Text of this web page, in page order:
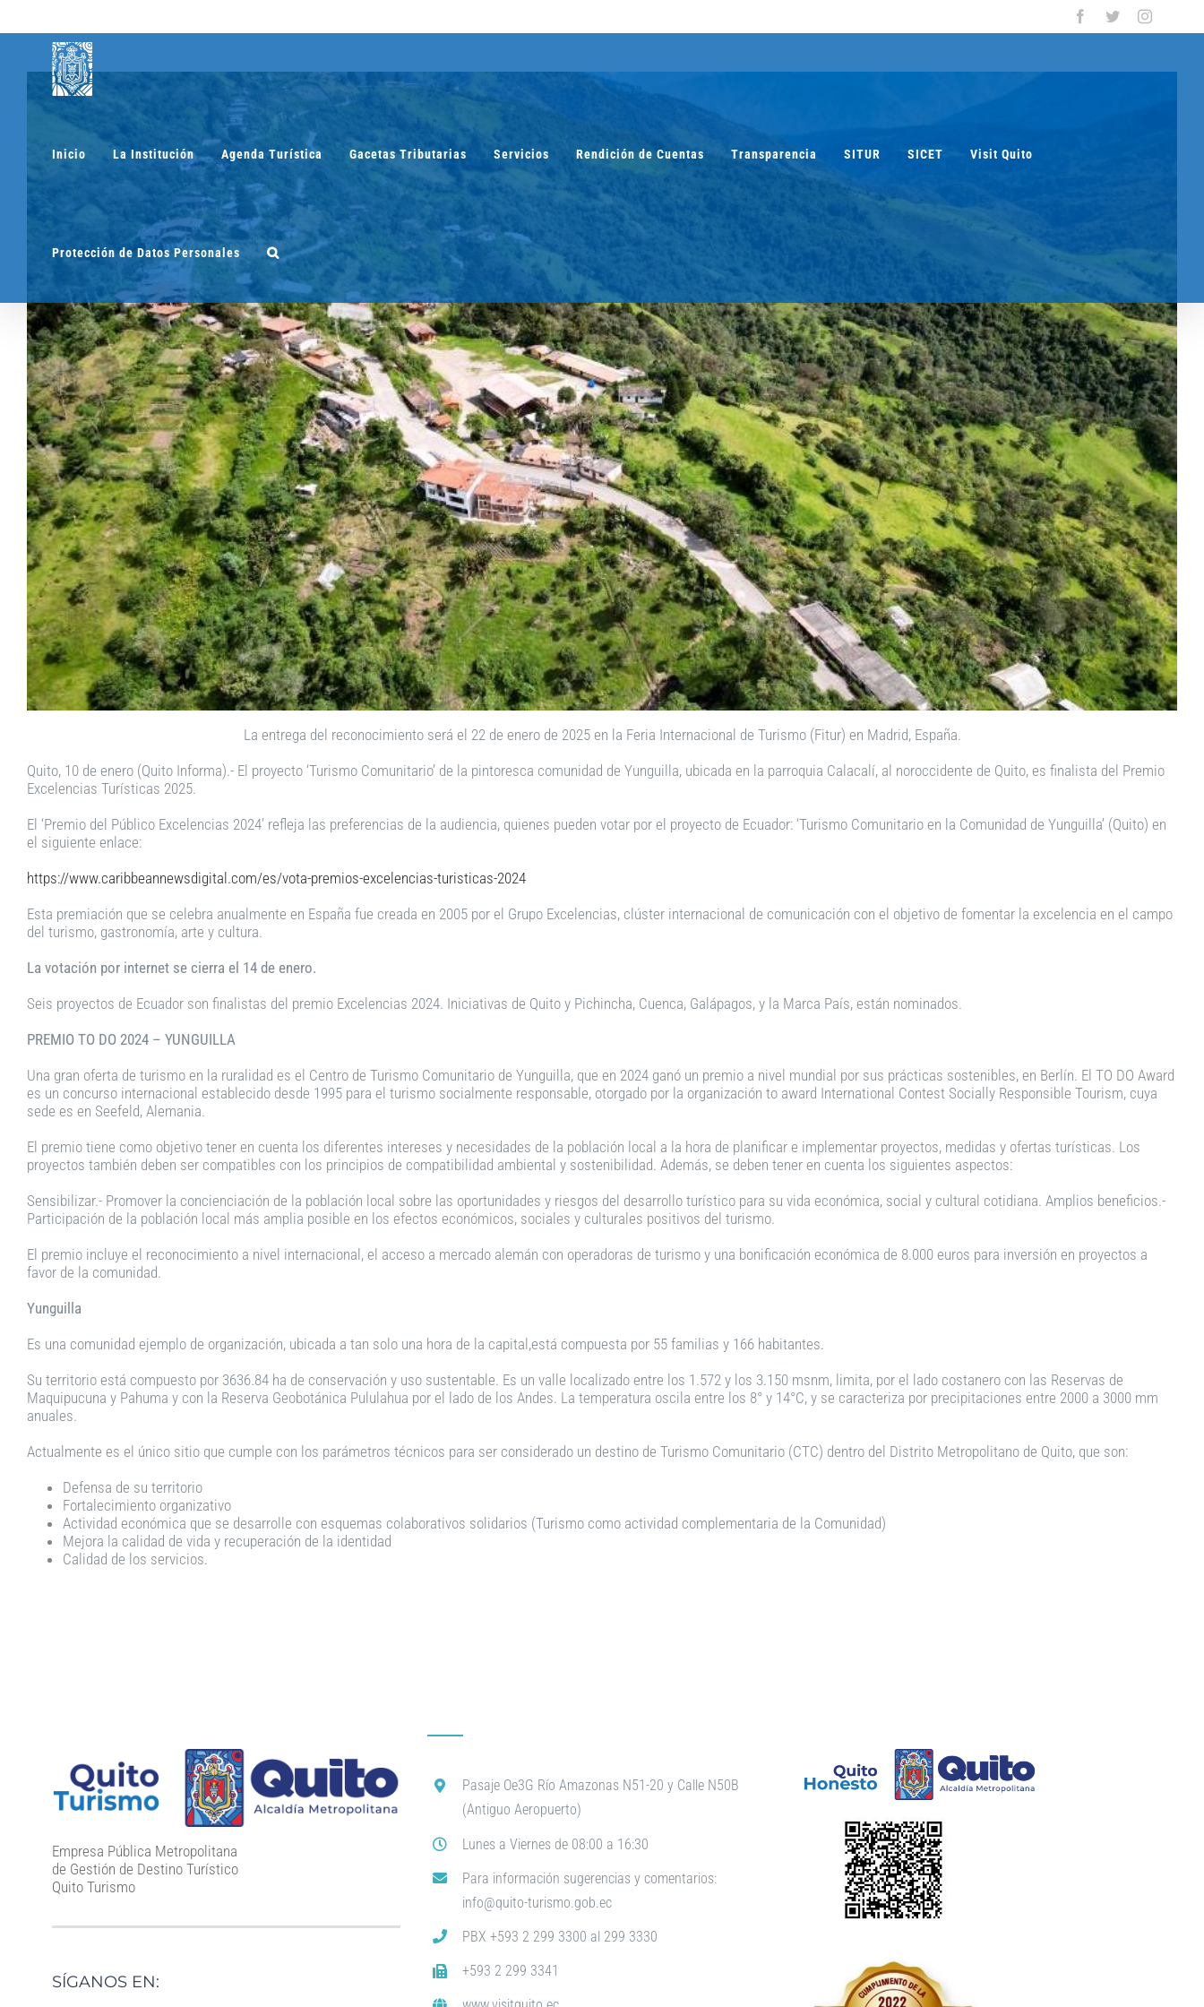
contenido
Facebook
Twitter
Inicio La Institución Agenda Turística Gacetas Tributarias Servicios Rendición de Cuentas Transparencia SITUR SICET Visit Quito
Protección de Datos Personales
La entrega del reconocimiento será el 22 de enero de 2025 en la Feria Internacional de Turismo (Fitur) en Madrid, España.
Quito, 10 de enero (Quito Informa).- El proyecto ‘Turismo Comunitario’ de la pintoresca comunidad de Yunguilla, ubicada en la parroquia Calacalí, al noroccidente de Quito, es finalista del Premio
Excelencias Turísticas 2025.
El ‘Premio del Público Excelencias 2024’ refleja las preferencias de la audiencia, quienes pueden votar por el proyecto de Ecuador: ‘Turismo Comunitario en la Comunidad de Yunguilla’ (Quito) en
el siguiente enlace:
https://www.caribbeannewsdigital.com/es/vota-premios-excelencias-turisticas-2024
Esta premiación que se celebra anualmente en España fue creada en 2005 por el Grupo Excelencias, clúster internacional de comunicación con el objetivo de fomentar la excelencia en el campo
del turismo, gastronomía, arte y cultura.
La votación por internet se cierra el 14 de enero.
Seis proyectos de Ecuador son finalistas del premio Excelencias 2024. Iniciativas de Quito y Pichincha, Cuenca, Galápagos, y la Marca País, están nominados.
PREMIO TO DO 2024 – YUNGUILLA
Una gran oferta de turismo en la ruralidad es el Centro de Turismo Comunitario de Yunguilla, que en 2024 ganó un premio a nivel mundial por sus prácticas sostenibles, en Berlín. El TO DO Award
es un concurso internacional establecido desde 1995 para el turismo socialmente responsable, otorgado por la organización to award International Contest Socially Responsible Tourism, cuya
sede es en Seefeld, Alemania.
El premio tiene como objetivo tener en cuenta los diferentes intereses y necesidades de la población local a la hora de planificar e implementar proyectos, medidas y ofertas turísticas. Los
proyectos también deben ser compatibles con los principios de compatibilidad ambiental y sostenibilidad. Además, se deben tener en cuenta los siguientes aspectos:
Sensibilizar.- Promover la concienciación de la población local sobre las oportunidades y riesgos del desarrollo turístico para su vida económica, social y cultural cotidiana. Amplios beneficios.-
Participación de la población local más amplia posible en los efectos económicos, sociales y culturales positivos del turismo.
El premio incluye el reconocimiento a nivel internacional, el acceso a mercado alemán con operadoras de turismo y una bonificación económica de 8.000 euros para inversión en proyectos a
favor de la comunidad.
Yunguilla
Es una comunidad ejemplo de organización, ubicada a tan solo una hora de la capital,está compuesta por 55 familias y 166 habitantes.
Su territorio está compuesto por 3636.84 ha de conservación y uso sustentable. Es un valle localizado entre los 1.572 y los 3.150 msnm, limita, por el lado costanero con las Reservas de
Maquipucuna y Pahuma y con la Reserva Geobotánica Pululahua por el lado de los Andes. La temperatura oscila entre los 8° y 14°C, y se caracteriza por precipitaciones entre 2000 a 3000 mm
anuales.
Actualmente es el único sitio que cumple con los parámetros técnicos para ser considerado un destino de Turismo Comunitario (CTC) dentro del Distrito Metropolitano de Quito, que son:
Defensa de su territorio
Fortalecimiento organizativo
Actividad económica que se desarrolle con esquemas colaborativos solidarios (Turismo como actividad complementaria de la Comunidad)
Mejora la calidad de vida y recuperación de la identidad
Calidad de los servicios.
Empresa Pública Metropolitana
de Gestión de Destino Turístico
Quito Turismo
SÍGANOS EN:
Pasaje Oe3G Río Amazonas N51-20 y Calle N50B
(Antiguo Aeropuerto)
Lunes a Viernes de 08:00 a 16:30
Para información sugerencias y comentarios:
info@quito-turismo.gob.ec
PBX +593 2 299 3300 al 299 3330
+593 2 299 3341